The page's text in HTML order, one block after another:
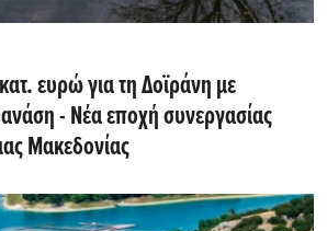
ευρώ για τη Δοϊράνη με
- Νέα εποχή συνεργασίας
Μακεδονίας